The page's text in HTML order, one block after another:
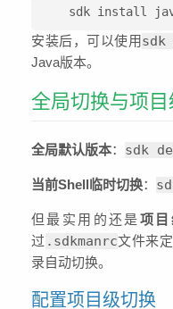
sdk install
安装后，可以使用
Java版本。
全局切换与项目
全局默认版本： sdk
当前Shell临时切换：
但最实用的还是项
过 .sdkmanrc文件来
录自动切换。
配置项目级切换